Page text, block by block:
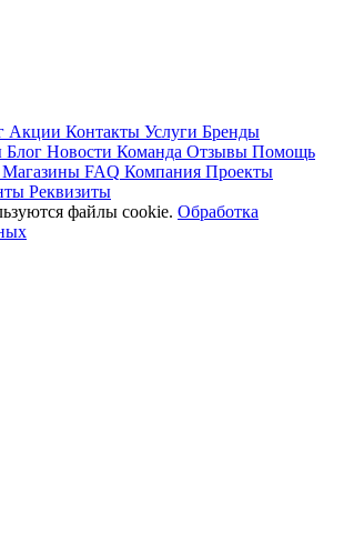
Акции Контакты Услуги Бренды
Блог Новости Команда Отзывы Помощь
Магазины FAQ Компания Проекты
Реквизиты
файлы cookie. Обработка